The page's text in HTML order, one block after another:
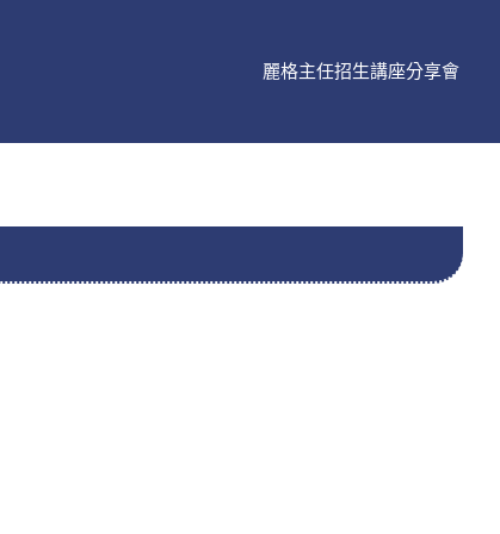
麗格主任招生講座分享會